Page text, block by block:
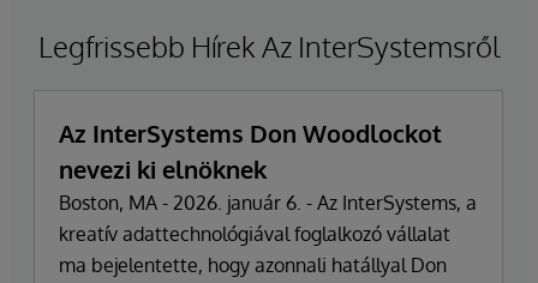
Legfrissebb Hírek Az InterSystemsről
Az InterSystems Don Woodlockot
nevezi ki elnöknek
Boston, MA - 2026. január 6. - Az InterSystems, a
kreatív adattechnológiával foglalkozó vállalat
ma bejelentette, hogy azonnali hatállyal Don